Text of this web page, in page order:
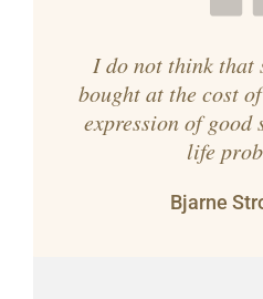
I do not think that
bought at the cost
expression of
life
Bjarne